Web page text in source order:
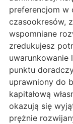
preferencjom w
czasookresów,
wspomniane
zredukujesz
uwarunkowanie
punktu
uprawniony do
kapitałową
okazują się
prężnie